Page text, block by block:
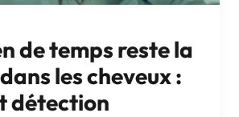
de temps reste la
les cheveux :
détection